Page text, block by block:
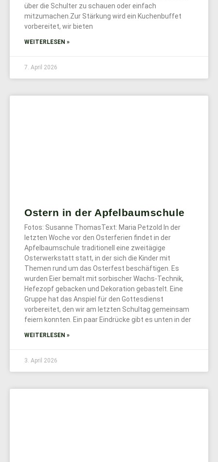
über die Schulter zu schauen oder einfach
mitzumachen.Zur Stärkung wird ein Kuchenbuffet
vorbereitet, wir bieten
WEITERLESEN »
7. April 2026
Ostern in der Apfelbaumschule
Fotos: Susanne ThomasText: Maria Petzold In der
letzten Woche vor den Osterferien findet in der
Apfelbaumschule traditionell eine zweitägige
Osterwerkstatt statt, in der sich die Kinder mit
Themen rund um das Osterfest beschäftigen. Es
wurden Eier bemalt mit sorbischer Wachs-Technik,
Hefezopf gebacken und Dekoration gebastelt. Eine
Gruppe hat das Anspiel für den Gottesdienst
vorbereitet, den wir am letzten Schultag gemeinsam
feiern konnten. Ein paar Eindrücke gibt es unten in der
WEITERLESEN »
3. April 2026